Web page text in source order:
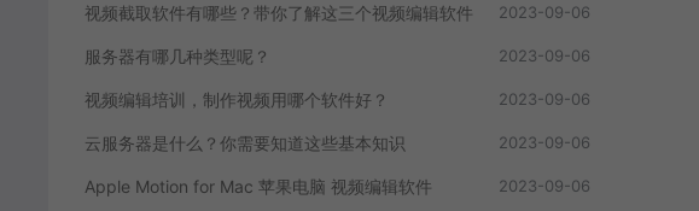
视频截取软件有哪些？带你了解这三个视频编辑软件 2023-09-06
服务器有哪几种类型呢？ 2023-09-06
视频编辑培训，制作视频用哪个软件好？ 2023-09-06
云服务器是什么？你需要知道这些基本知识 2023-09-06
Apple Motion for Mac 苹果电脑 视频编辑软件 2023-09-06